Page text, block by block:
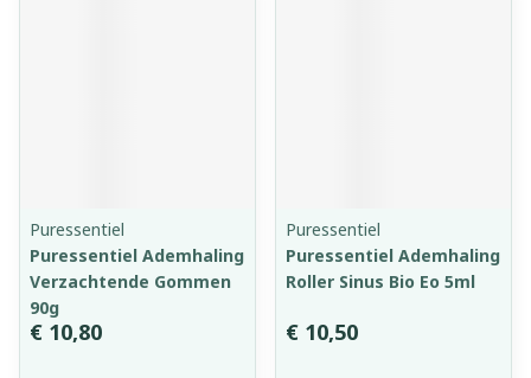
Puressentiel
Puressentiel Ademhaling
Verzachtende Gommen
90g
€ 10,80
Puressentiel
Puressentiel Ademhaling
Roller Sinus Bio Eo 5ml
€ 10,50